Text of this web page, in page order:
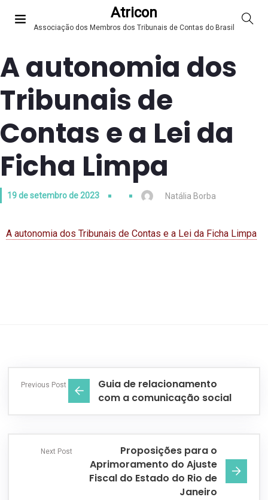
Atricon
Associação dos Membros dos Tribunais de Contas do Brasil
A autonomia dos
Tribunais de
Contas e a Lei da
Ficha Limpa
19 de setembro de 2023 Natália Borba
A autonomia dos Tribunais de Contas e a Lei da Ficha Limpa
Previous Post
Guia de relacionamento
com a comunicação social
Next Post
Proposições para o
Aprimoramento do Ajuste
Fiscal do Estado do Rio de
Janeiro